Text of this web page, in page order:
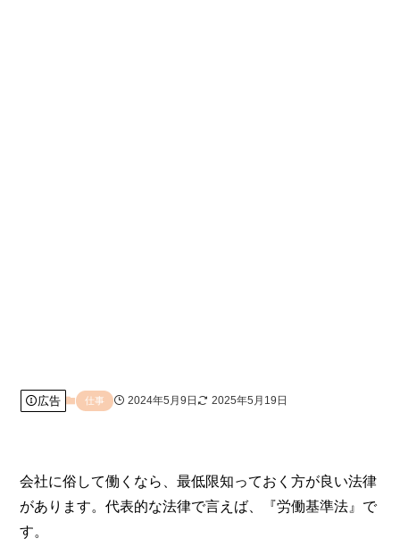
広告 仕事 2024年5月9日 2025年5月19日
会社に俗して働くなら、最低限知っておく方が良い法律
があります。代表的な法律で言えば、『労働基準法』で
す。